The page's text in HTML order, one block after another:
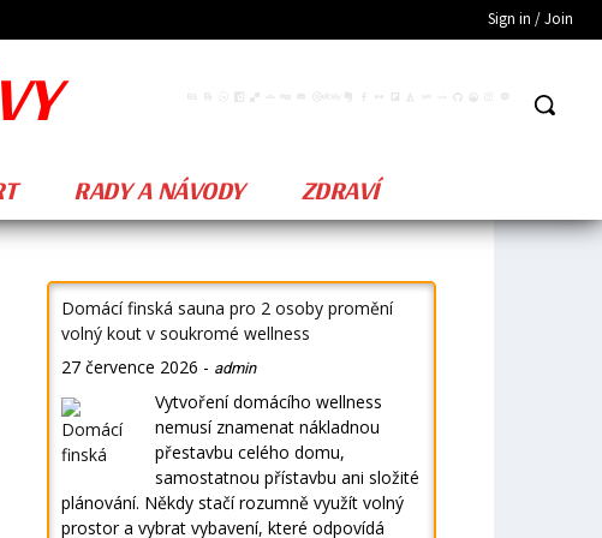
Sign in / Join
RADY A NÁVODY ZDRAVÍ
Domácí finská sauna pro 2 osoby promění
volný kout v soukromé wellness
27 července 2026 - admin
Vytvoření domácího wellness
nemusí znamenat nákladnou
přestavbu celého domu,
samostatnou přístavbu ani složité
plánování. Někdy stačí rozumně využít volný
prostor a vybrat vybavení, které odpovídá